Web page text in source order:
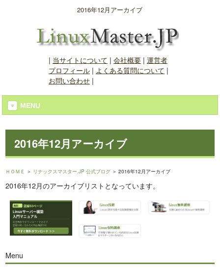
2016年12月アーカイブ
| 当サイトについて | 会社概要| 運営者
プロフィール| よくある質問について |
お問い合わせ|
MENU
2016年12月アーカイブ
ＨＯＭＥ ＞ リナックスマスター.JP 公式ブログ ＞ 2016年12月アーカイブ
2016年12月のアーカイブリストとなっています。
Menu